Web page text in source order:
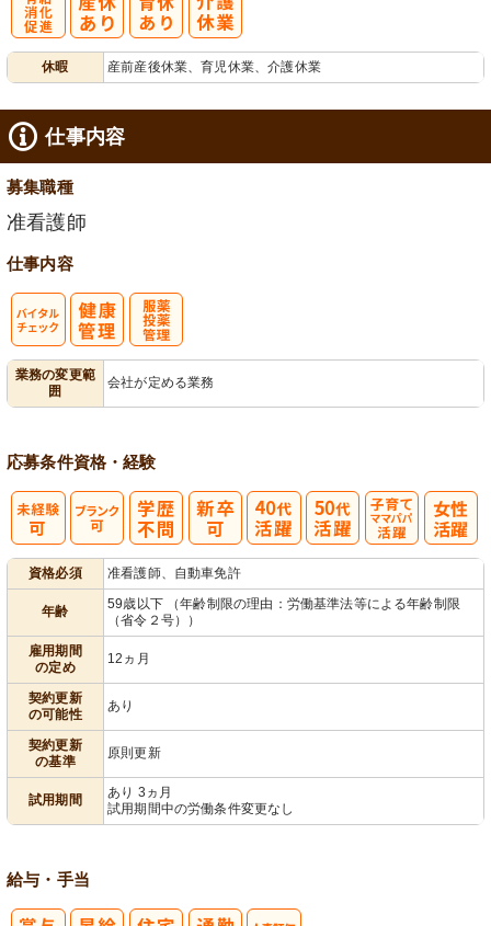
休暇 産前産後休業、育児休業、介護休業
仕事内容
募集職種
准看護師
仕事内容
業務の変更範
囲
会社が定める業務
応募条件資格・経験
資格必須 准看護師、自動車免許
年齢
59歳以下 （年齢制限の理由：労働基準法等による年齢制限
（省令２号））
雇用期間
の定め
12ヵ月
契約更新
の可能性
あり
契約更新
の基準
原則更新
試用期間
あり 3ヵ月
試用期間中の労働条件変更なし
給与・手当